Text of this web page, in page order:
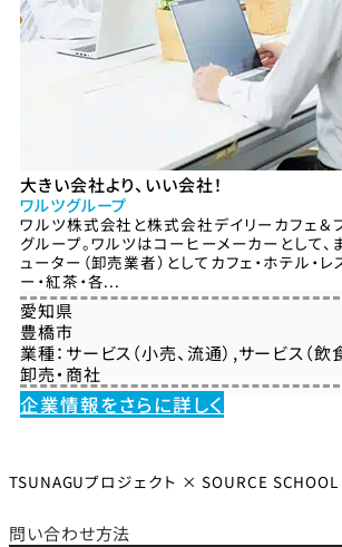
大きい会社より、いい会社！
ワルツグループ
ワルツ株式会社と株式会社デイリーカフェ＆
グループ。ワルツはコーヒーメーカーとして、
ューター（卸売業者）としてカフェ・ホテル・
ー・紅茶・各...
愛知県
豊橋市
業種： サービス（小売、流通） ,サービス（飲
卸売・商社
企業情報をさらに詳しく
TSUNAGUプロジェクト × SOURCE SCHOOL
問い合わせ方法